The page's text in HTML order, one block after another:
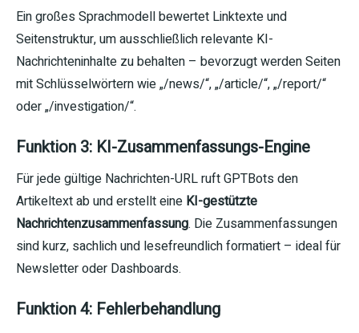
Ein großes Sprachmodell bewertet Linktexte und
Seitenstruktur, um ausschließlich relevante KI-
Nachrichteninhalte zu behalten – bevorzugt werden Seiten
mit Schlüsselwörtern wie „/news/“, „/article/“, „/report/“
oder „/investigation/“.
Funktion 3: KI-Zusammenfassungs-Engine
Für jede gültige Nachrichten-URL ruft GPTBots den
Artikeltext ab und erstellt eine KI-gestützte
Nachrichtenzusammenfassung. Die Zusammenfassungen
sind kurz, sachlich und lesefreundlich formatiert – ideal für
Newsletter oder Dashboards.
Funktion 4: Fehlerbehandlung